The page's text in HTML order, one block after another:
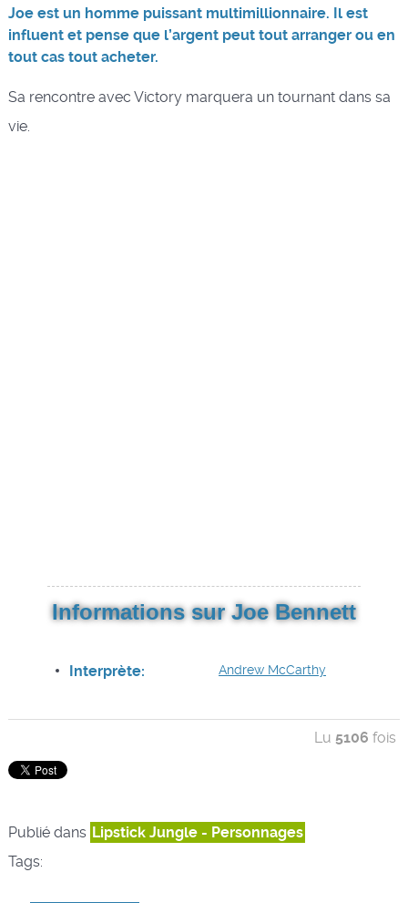
Joe est un homme puissant multimillionnaire. Il est
influent et pense que l’argent peut tout arranger ou en
tout cas tout acheter.
Sa rencontre avec Victory marquera un tournant dans sa
vie.
Informations sur Joe Bennett
Interprète: Andrew McCarthy
Lu 5106 fois
Publié dans Lipstick Jungle - Personnages
Tags: